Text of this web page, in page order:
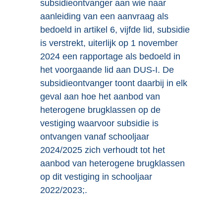
subsidieontvanger aan wie naar
aanleiding van een aanvraag als
bedoeld in artikel 6, vijfde lid, subsidie
is verstrekt, uiterlijk op 1 november
2024 een rapportage als bedoeld in
het voorgaande lid aan DUS-I. De
subsidieontvanger toont daarbij in elk
geval aan hoe het aanbod van
heterogene brugklassen op de
vestiging waarvoor subsidie is
ontvangen vanaf schooljaar
2024/2025 zich verhoudt tot het
aanbod van heterogene brugklassen
op dit vestiging in schooljaar
2022/2023;.